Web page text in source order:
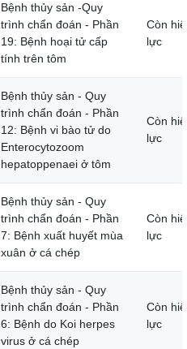
Bệnh thủy sản -Quy
trình chẩn đoán - Phần
19: Bệnh hoại tử cấp
tính trên tôm
Còn
lực
Bệnh thủy sản - Quy
trình chẩn đoán - Phần
12: Bệnh vi bào tử do
Enterocytozoom
hepatoppenaei ở tôm
Còn
lực
Bệnh thủy sản - Quy
trình chẩn đoán - Phần
7: Bệnh xuất huyết mùa
xuân ở cá chép
Còn
lực
Bệnh thủy sản - Quy
trình chẩn đoán - Phần
6: Bệnh do Koi herpes
virus ở cá chép
Còn
lực